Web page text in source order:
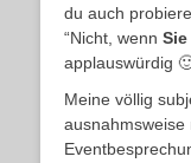
du auch
“Nicht, wenn Sie
applauswürdig
Meine völlig
ausnahmsweise